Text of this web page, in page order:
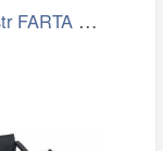
Přisazený lustr FARTA 5xE27/60W/230V…